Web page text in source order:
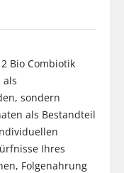
Bio Combiotik
als
sondern
als Bestandteil
Ihres
Folgenahrung